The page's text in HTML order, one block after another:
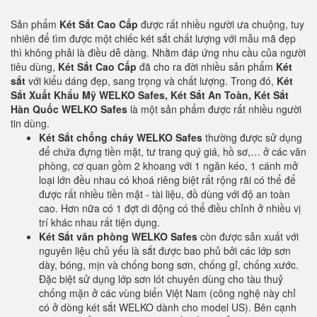
Sản phẩm Két Sắt Cao Cấp được rất nhiều người ưa chuộng, tuy
nhiên để tìm được một chiếc két sắt chất lượng với mẫu mã đẹp
thì không phải là điều dễ dàng. Nhằm đáp ứng nhu cầu của người
tiêu dùng, Két Sắt Cao Cấp đã cho ra đời nhiều sản phẩm Két
sắt với kiểu dáng đẹp, sang trọng và chất lượng. Trong đó, Két
Sắt Xuất Khẩu Mỹ WELKO Safes, Két Sắt An Toàn, Két Sắt
Hàn Quốc WELKO Safes là một sản phẩm được rất nhiều người
tin dùng.
Két Sắt chống cháy WELKO Safes thường được sử dụng
để chứa đựng tiền mặt, tư trang quý giá, hồ sơ,… ở các văn
phòng, cơ quan gồm 2 khoang với 1 ngăn kéo, 1 cánh mở
loại lớn đều nhau có khoá riêng biệt rất rộng rãi có thể để
được rất nhiều tiền mặt - tài liệu, đồ dùng với độ an toàn
cao. Hơn nữa có 1 đợt di động có thể điều chỉnh ở nhiều vị
trí khác nhau rất tiện dụng.
Két Sắt văn phòng WELKO Safes còn được sản xuất với
nguyên liệu chủ yếu là sắt được bao phủ bởi các lớp sơn
dày, bóng, mịn và chống bong sơn, chống gỉ, chống xước.
Đặc biệt sử dụng lớp sơn lót chuyên dùng cho tàu thuỷ
chống mặn ở các vùng biển Việt Nam (công nghệ này chỉ
có ở dòng két sắt WELKO dành cho model US). Bên cạnh